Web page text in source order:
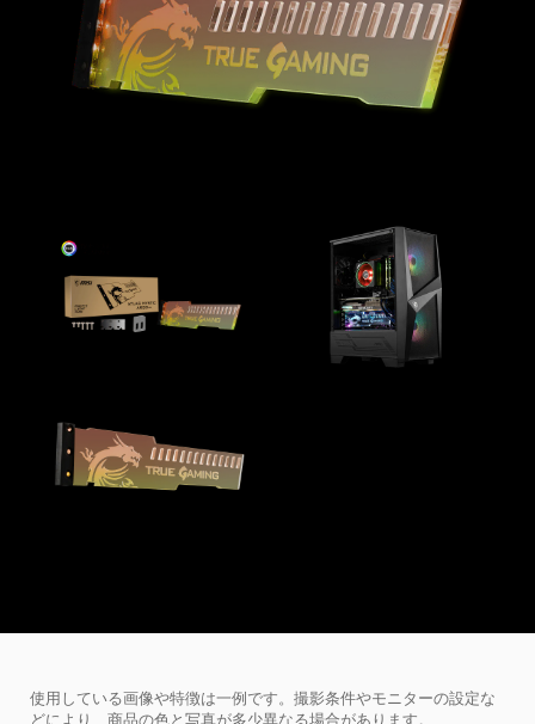
使用している画像や特徴は一例です。撮影条件やモニターの設定な
どにより、商品の色と写真が多少異なる場合があります。